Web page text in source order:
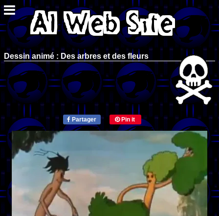
Dessin animé : Des arbres et des fleurs
Partager Pin it